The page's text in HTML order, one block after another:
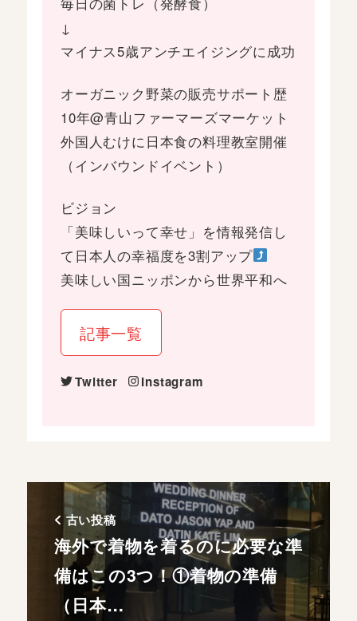
↓
マイナス5歳アンチエイジングに成功
オーガニック野菜の販売サポート歴
10年@青山ファーマーズマーケット
外国人むけに日本食の料理教室開催
（インバウンドイベント）
ビジョン
「美味しいって幸せ」を情報発信し
て日本人の幸福度を3割アップ
美味しい国ニッポンから世界平和へ
記事一覧
Twitter Instagram
古い投稿
海外で着物を着るのに必要な準
備はこの3つ！①着物の準備
（日本…